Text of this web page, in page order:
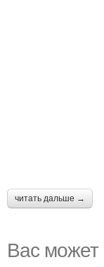
читать дальше →
Вас может